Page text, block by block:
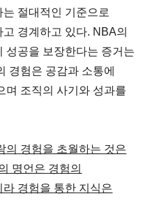
절대적인 기준으로
경계하고 있다. NBA의
성공을 보장한다는 증거는
경험은 공감과 소통에
며 조직의 사기와 성과를
의 경험을 초월하는 것은
명언은 경험의
경험을 통한 지식은